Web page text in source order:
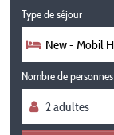
Type de séjour
New - Mobil
Nombre de personnes